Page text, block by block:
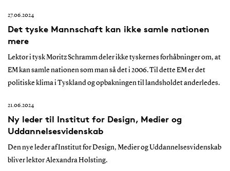
27.06.2024
Det tyske Mannschaft kan ikke samle nationen
mere
Lektor i tysk Moritz Schramm deler ikke tyskernes forhåbninger om, at
EM kan samle nationen som man så det i 2006. Til dette EM er det
politiske klima i Tyskland og opbakningen til landsholdet anderledes.
21.06.2024
Ny leder til Institut for Design, Medier og
Uddannelsesvidenskab
Den nye leder af Institut for Design, Medier og Uddannelsesvidenskab
bliver lektor Alexandra Holsting.